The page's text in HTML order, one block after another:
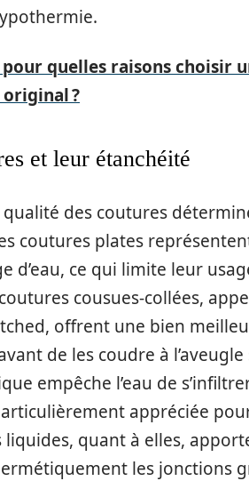
quelles raisons choisir
?
et leur étanchéité
qualité des coutures
coutures plates
d’eau, ce qui limite leur
cousues-collées,
offrent une bien
de les coudre à
empêche l’eau de
appréciée
liquides, quant à elles,
les jonctions